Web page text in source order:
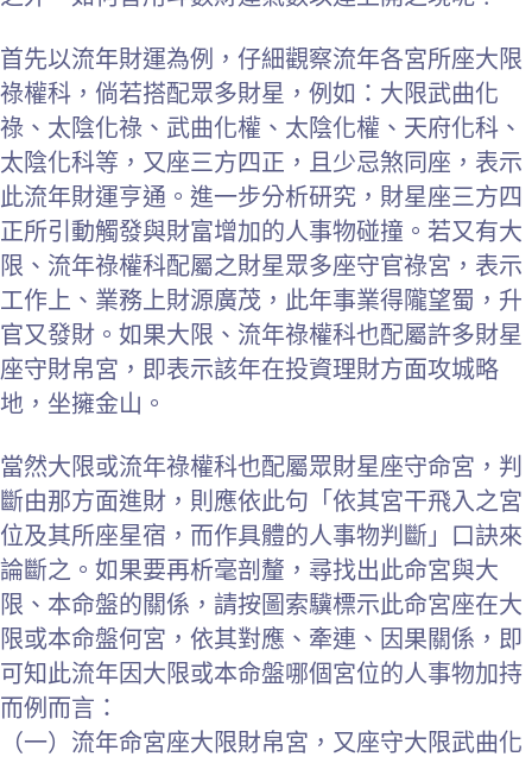
首先以流年財運為例，仔細觀察流年各宮所座大限
祿權科，倘若搭配眾多財星，例如：大限武曲化
祿、太陰化祿、武曲化權、太陰化權、天府化科、
太陰化科等，又座三方四正，且少忌煞同座，表示
此流年財運亨通。進一步分析研究，財星座三方四
正所引動觸發與財富增加的人事物碰撞。 若又有大
限、流年祿權科配屬之財星眾多座守官祿宮，表示
工作上、業務上財源廣茂，此年事業得隴望蜀，升
官又發財。如果大限、流年祿權科也配屬許多財星
座守財帛宮，即表示該年在投資理財方面攻城略
地，坐擁金山。
當然大限或流年祿權科也配屬眾財星座守命宮，判
斷由那方面進財，則應依此句「依其宮干飛入之宮
位及其所座星宿，而作具體的人事物判斷」口訣來
論斷之。如果要再析毫剖釐，尋找出此命宮與大
限、本命盤的關係，請按圖索驥標示此命宮座在大
限或本命盤何宮，依其對應、牽連、因果關係，即
可知此流年因大限或本命盤哪個宮位的人事物加持
而例而言：
（一）流年命宮座大限財帛宮，又座守大限武曲化